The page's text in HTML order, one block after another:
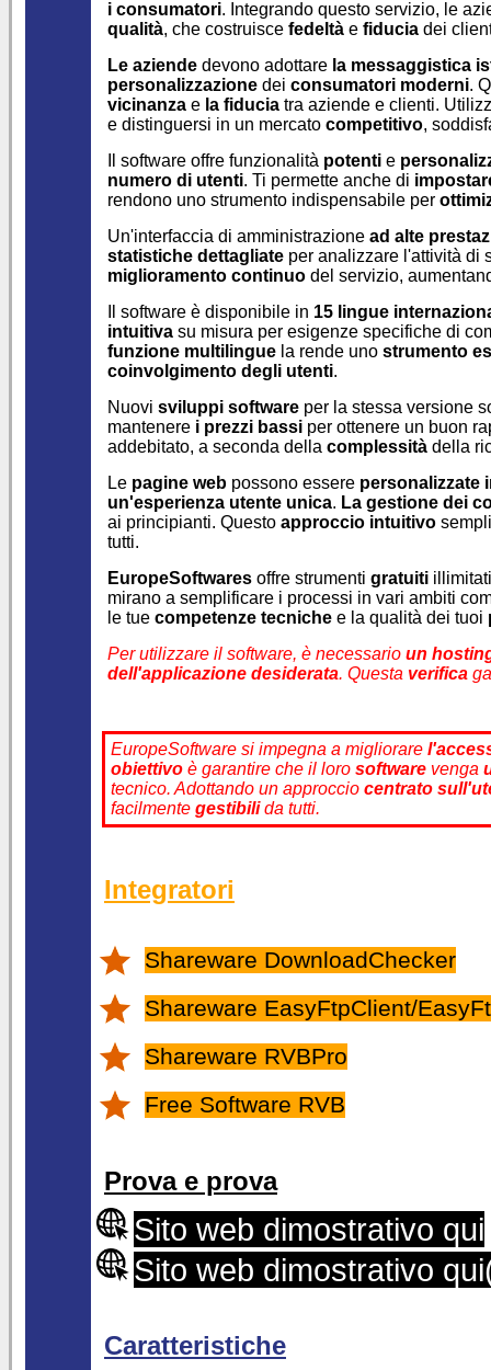
i consumatori. Integrando questo servizio, le
qualità, che costruisce fedeltà e fiducia dei
Le aziende devono adottare la messaggistica
personalizzazione dei consumatori moderni.
vicinanza e la fiducia tra aziende e clienti.
e distinguersi in un mercato competitivo,
Il software offre funzionalità potenti e
numero di utenti. Ti permette anche di
rendono uno strumento indispensabile per
Un'interfaccia di amministrazione ad alte
statistiche dettagliate per analizzare l'attività di
miglioramento continuo del servizio,
Il software è disponibile in 15 lingue
intuitiva su misura per esigenze specifiche di
funzione multilingue la rende uno strumento
coinvolgimento degli utenti.
Nuovi sviluppi software per la stessa versione
mantenere i prezzi bassi per ottenere un buon
addebitato, a seconda della complessità della
Le pagine web possono essere personalizzate
un'esperienza utente unica. La gestione dei
ai principianti. Questo approccio intuitivo
tutti.
EuropeSoftwares offre strumenti gratuiti
mirano a semplificare i processi in vari ambiti
le tue competenze tecniche e la qualità dei tuoi
Per utilizzare il software, è necessario un
dell'applicazione desiderata. Questa verifica
EuropeSoftware si impegna a migliorare
obiettivo è garantire che il loro software venga
tecnico. Adottando un approccio centrato
facilmente gestibilida tutti.
Integratori
Shareware DownloadChecker
Shareware EasyFtpClient/
Shareware RVBPro
Free Software RVB
Prova e prova
Sito web dimostrativo qui
Sito web dimostrativo
Caratteristiche